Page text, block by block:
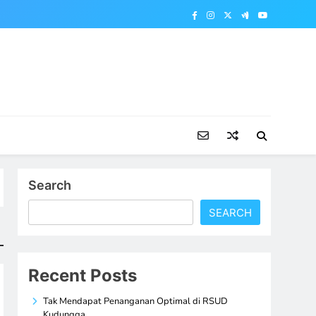
Search
SEARCH
Recent Posts
Tak Mendapat Penanganan Optimal di RSUD